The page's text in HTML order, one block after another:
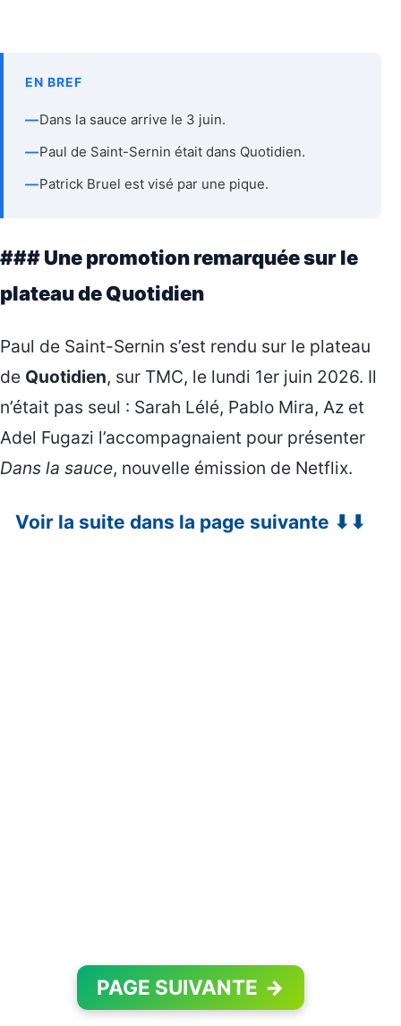
EN BREF
—Dans la sauce arrive le 3 juin.
—Paul de Saint-Sernin était dans Quotidien.
—Patrick Bruel est visé par une pique.
### Une promotion remarquée sur le
plateau de Quotidien
Paul de Saint-Sernin s’est rendu sur le plateau
de Quotidien, sur TMC, le lundi 1er juin 2026. Il
n’était pas seul : Sarah Lélé, Pablo Mira, Az et
Adel Fugazi l’accompagnaient pour présenter
Dans la sauce, nouvelle émission de Netflix.
Voir la suite dans la page suivante ⬇⬇
PAGE SUIVANTE →